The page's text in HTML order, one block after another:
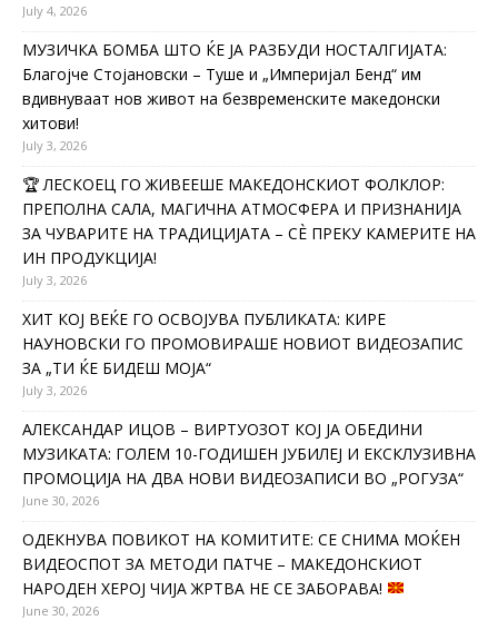
July 4, 2026
МУЗИЧКА БОМБА ШТО ЌЕ ЈА РАЗБУДИ НОСТАЛГИЈАТА:
Благојче Стојановски – Туше и „Империјал Бенд“ им
вдивнуваат нов живот на безвременските македонски
хитови!
July 3, 2026
🏆 ЛЕСКОЕЦ ГО ЖИВЕЕШЕ МАКЕДОНСКИОТ ФОЛКЛОР:
ПРЕПОЛНА САЛА, МАГИЧНА АТМОСФЕРА И ПРИЗНАНИЈА
ЗА ЧУВАРИТЕ НА ТРАДИЦИЈАТА – СÈ ПРЕКУ КАМЕРИТЕ НА
ИН ПРОДУКЦИЈА!
July 3, 2026
ХИТ КОЈ ВЕЌЕ ГО ОСВОЈУВА ПУБЛИКАТА: КИРЕ
НАУНОВСКИ ГО ПРОМОВИРАШЕ НОВИОТ ВИДЕОЗАПИС
ЗА „ТИ ЌЕ БИДЕШ МОЈА“
July 3, 2026
АЛЕКСАНДАР ИЦОВ – ВИРТУОЗОТ КОЈ ЈА ОБЕДИНИ
МУЗИКАТА: ГОЛЕМ 10-ГОДИШЕН ЈУБИЛЕЈ И ЕКСКЛУЗИВНА
ПРОМОЦИЈА НА ДВА НОВИ ВИДЕОЗАПИСИ ВО „РОГУЗА“
June 30, 2026
ОДЕКНУВА ПОВИКОТ НА КОМИТИТЕ: СЕ СНИМА МОЌЕН
ВИДЕОСПОТ ЗА МЕТОДИ ПАТЧЕ – МАКЕДОНСКИОТ
НАРОДЕН ХЕРОЈ ЧИЈА ЖРТВА НЕ СЕ ЗАБОРАВА!
June 30, 2026